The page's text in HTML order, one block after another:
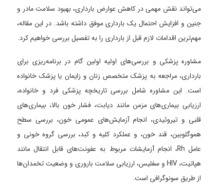
می‌تواند نقش مهمی در کاهش عوارض بارداری، بهبود سلامت مادر و
جنین و افزایش احتمال یک بارداری موفق داشته باشد. در این مقاله،
مهم‌ترین اقدامات لازم قبل از بارداری را به تفصیل بررسی خواهیم کرد.
مشاوره پزشکی و بررسی‌های اولیه اولین گام در برنامه‌ریزی برای
بارداری، مراجعه به پزشک متخصص زنان و زایمان یا پزشک خانواده
است. این مشاوره شامل بررسی تاریخچه پزشکی فرد و خانواده،
ارزیابی بیماری‌های مزمن مانند دیابت، فشار خون بالا، بیماری‌های
قلبی و تیروئیدی، انجام آزمایش‌های عمومی خون، بررسی سطح
هموگلوبین، قند خون، و عملکرد کلیه و کبد، بررسی گروه خونی و
عامل Rh، انجام آزمایشات مربوط به عفونت‌های قابل انتقال مانند
هپاتیت، HIV و سفلیس، ارزیابی سلامت باروری و وضعیت تخمدان‌ها
از طریق سونوگرافی است.